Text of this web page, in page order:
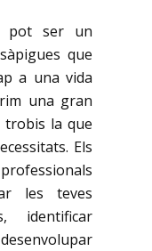
pot ser un
que
a una vida
una gran
trobis la que
Els
les teves
identificar